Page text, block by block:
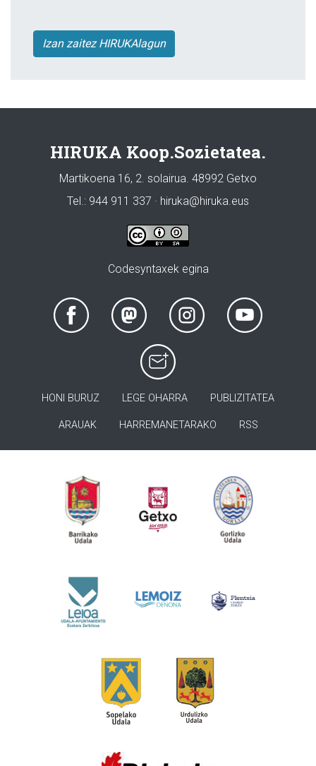
Izan zaitez HIRUKAlagun
HIRUKA Koop.Sozietatea.
Martikoena 16, 2. solairua. 48992 Getxo
Tel.: 944 911 337 · hiruka@hiruka.eus
Codesyntaxek egina
HONI BURUZ LEGE OHARRA PUBLIZITATEA
ARAUAK HARREMANETARAKO RSS